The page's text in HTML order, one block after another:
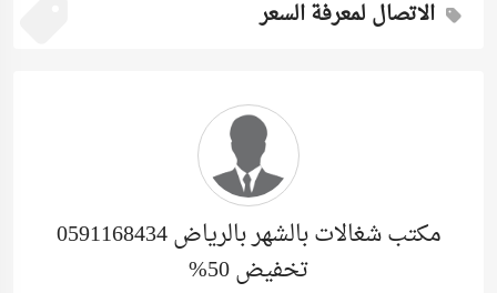
الاتصال لمعرفة السعر
مكتب شغالات بالشهر بالرياض 0591168434
تخفيض 50%